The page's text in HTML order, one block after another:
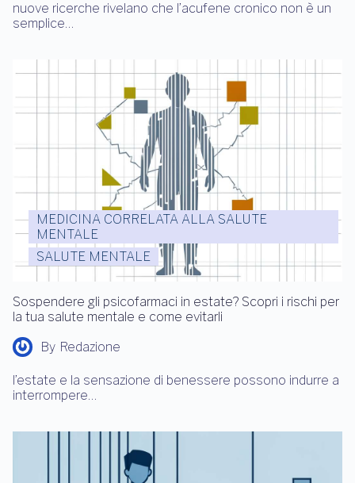
nuove ricerche rivelano che l’acufene cronico non è un
semplice…
MEDICINA CORRELATA ALLA SALUTE
MENTALE
SALUTE MENTALE
Sospendere gli psicofarmaci in estate? Scopri i rischi per
la tua salute mentale e come evitarli
By Redazione
l’estate e la sensazione di benessere possono indurre a
interrompere…